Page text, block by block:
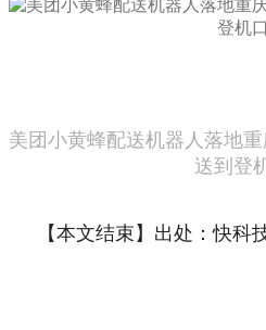
美团小黄蜂配送机器人落地
送到登
【本文结束】出处：快科